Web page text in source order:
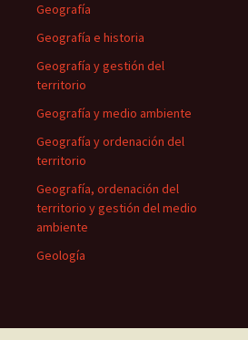
Geografía
Geografía e historia
Geografía y gestión del
territorio
Geografía y medio ambiente
Geografía y ordenación del
territorio
Geografía, ordenación del
territorio y gestión del medio
ambiente
Geología